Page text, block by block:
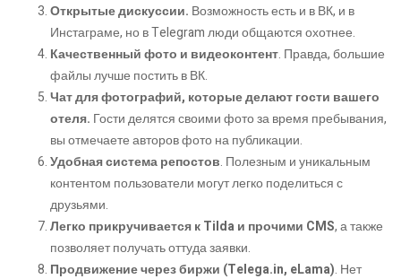
Открытые дискуссии. Возможность есть и в ВК, и в
Инстаграме, но в Telegram люди общаются охотнее.
Качественный фото и видеоконтент. Правда, большие
файлы лучше постить в ВК.
Чат для фотографий, которые делают гости вашего
отеля. Гости делятся своими фото за время пребывания,
вы отмечаете авторов фото на публикации.
Удобная система репостов. Полезным и уникальным
контентом пользователи могут легко поделиться с
друзьями.
Легко прикручивается к Tilda и прочими CMS, а также
позволяет получать оттуда заявки.
Продвижение через биржи (Telega.in, eLama). Нет